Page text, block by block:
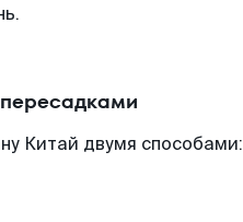
Китай двумя способами: